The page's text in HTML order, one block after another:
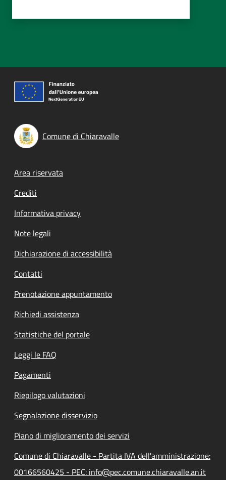
Comune di Chiaravalle
Footer menu
Area riservata
Crediti
Informativa privacy
Note legali
Dichiarazione di accessibilità
Contatti
Prenotazione appuntamento
Richiedi assistenza
Statistiche del portale
Leggi le FAQ
Pagamenti
Riepilogo valutazioni
Segnalazione disservizio
Piano di miglioramento dei servizi
Comune di Chiaravalle - Partita IVA dell'amministrazione:
00166560425 - PEC: info@pec.comune.chiaravalle.an.it